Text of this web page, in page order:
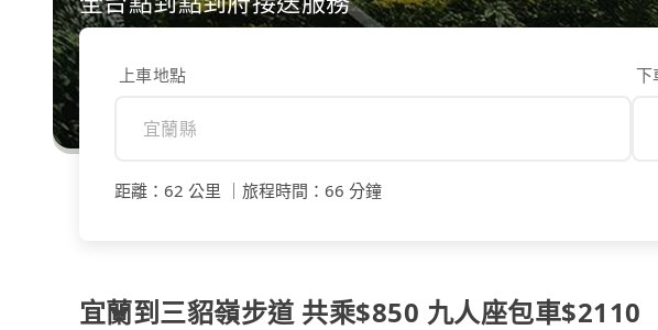
上車地點 下
距離 ： 62 公里 旅程時間 ： 66 分鐘
宜蘭到三貂嶺步道 共乘$850 九人座包車$2110